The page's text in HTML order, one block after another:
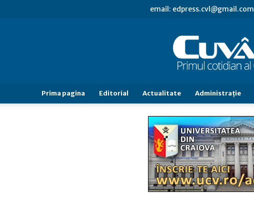
email: edpress.cvl@gmail.com
Prima pagina Editorial Actualitate Administraţie